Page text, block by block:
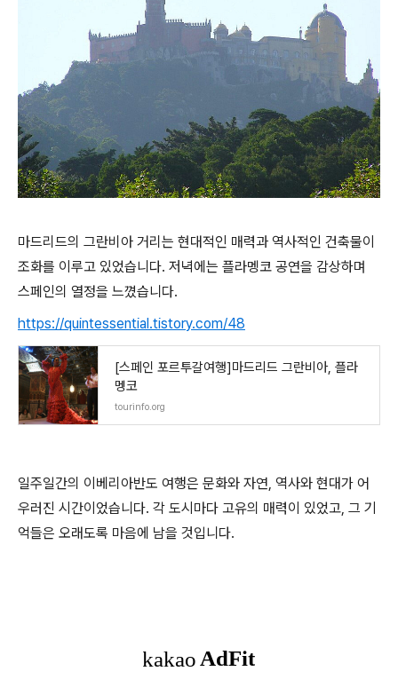
마드리드의 그란비아 거리는 현대적인 매력과 역사적인 건축물이
조화를 이루고 있었습니다. 저녁에는 플라멩코 공연을 감상하며
스페인의 열정을 느꼈습니다.
https://quintessential.tistory.com/48
[스페인 포르투갈여행]마드리드 그란비아, 플라
멩코
tourinfo.org
일주일간의 이베리아반도 여행은 문화와 자연, 역사와 현대가 어
우러진 시간이었습니다. 각 도시마다 고유의 매력이 있었고, 그 기
억들은 오래도록 마음에 남을 것입니다.